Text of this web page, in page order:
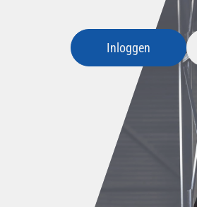
Inloggen